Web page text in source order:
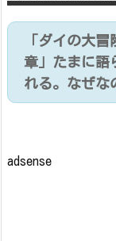
「ダイの大
章」たまに語
れる。なぜな
adsense